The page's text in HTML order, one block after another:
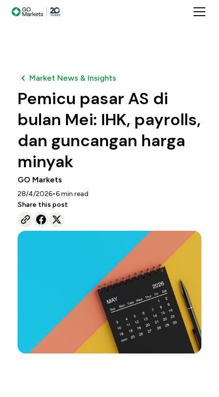
Market News & Insights
Pemicu pasar AS di
bulan Mei: IHK, payrolls,
dan guncangan harga
minyak
GO Markets
28/4/2026•6min read
Share this post